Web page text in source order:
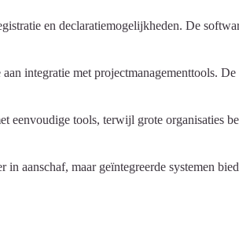
en declaratiemogelijkheden. De
integratie met projectmanagementtools. De
tools, terwijl grote organisaties
aanschaf, maar geïntegreerde systemen